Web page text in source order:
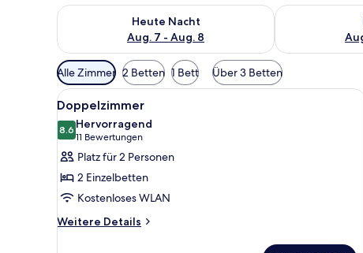
Heute Nacht
Aug. 7 - Aug. 8
Überprüfe die Verfügbarkeit für heute Nacht, Aug. 7 -
Überprüfe die
Verfügbare
Filter
für
Zimmer
Alle Zimmer 2 Betten 1 Bett Über 3 Betten
Alle
Fotos
für
Doppelzimmer
anzeigen
Ein modernes Schlafzimmer
8
Doppelzimmer
8.68.6 von 10
Hervorragend
11 Bewertungen
(11
Bewertungen)
Platz für 2 Personen
2 Einzelbetten
Kostenloses WLAN
Weitere Details
Weitere